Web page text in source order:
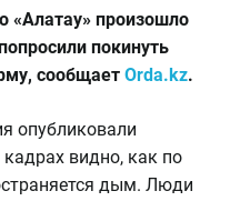
«Алатау» произошло
покинуть
сообщает Orda.kz.
опубликовали
видно, как по
дым. Люди